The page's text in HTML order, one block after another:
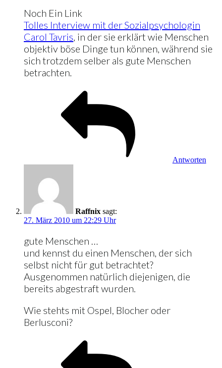
Noch Ein Link
Tolles Interview mit der Sozialpsychologin
Carol Tavris , in der sie erklärt wie Menschen
objektiv böse Dinge tun können, während sie
sich trotzdem selber als gute Menschen
betrachten.
Antworten
Raffnix sagt:
27. März 2010 um 22:29 Uhr
gute Menschen …
und kennst du einen Menschen, der sich
selbst nicht für gut betrachtet?
Ausgenommen natürlich diejenigen, die
bereits abgestraft wurden.
Wie stehts mit Ospel, Blocher oder
Berlusconi?